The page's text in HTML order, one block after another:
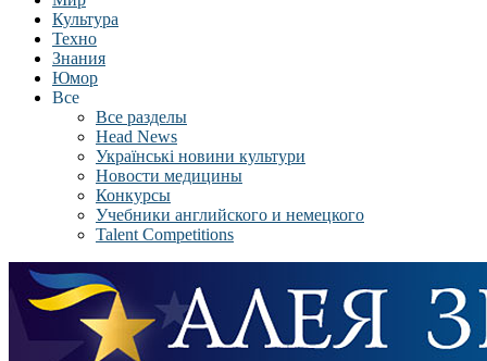
Культура
Техно
Знания
Юмор
Все
Все разделы
Head News
Українські новини культури
Новости медицины
Конкурсы
Учебники английского и немецкого
Talent Competitions